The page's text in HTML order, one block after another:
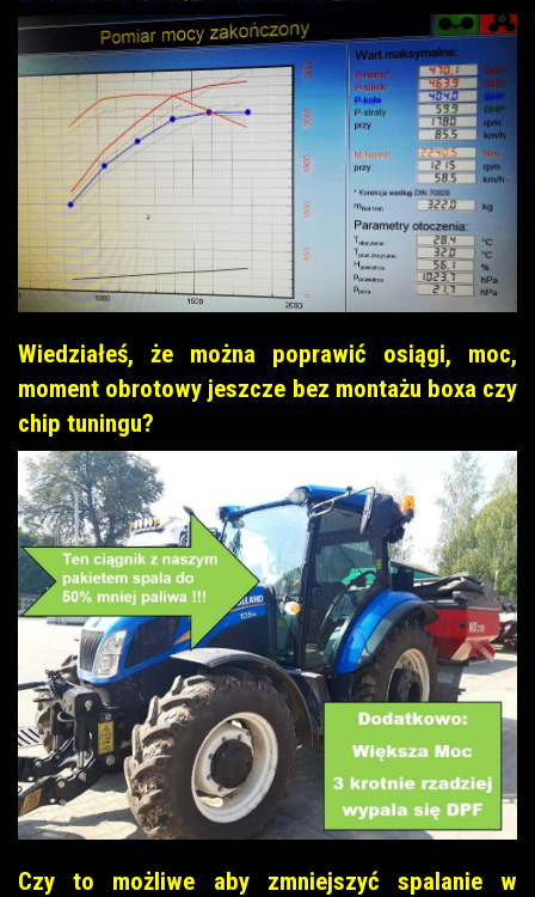
Wiedziałeś, że można poprawić osiągi, moc,
moment obrotowy jeszcze bez montażu boxa czy
chip tuningu?
Czy to możliwe aby zmniejszyć spalanie w